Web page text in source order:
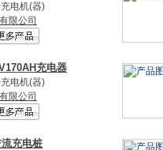
充电机(器)
限公司
充电器
充电机(器)
限公司
充电桩